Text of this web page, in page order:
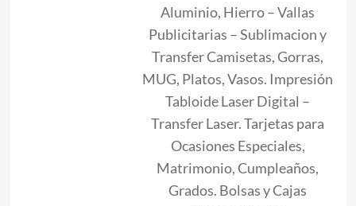
Aluminio, Hierro – Vallas
Publicitarias – Sublimacion y
Transfer Camisetas, Gorras,
MUG, Platos, Vasos. Impresión
Tabloide Laser Digital –
Transfer Laser. Tarjetas para
Ocasiones Especiales,
Matrimonio, Cumpleaños,
Grados. Bolsas y Cajas